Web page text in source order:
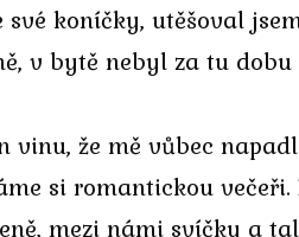
koníčky, utěšoval
v bytě nebyl za tu
že mě vůbec
si romantickou
mezi námi svíčky a